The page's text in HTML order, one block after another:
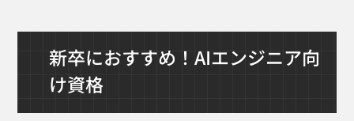
新卒におすすめ！AIエンジニア向
け資格